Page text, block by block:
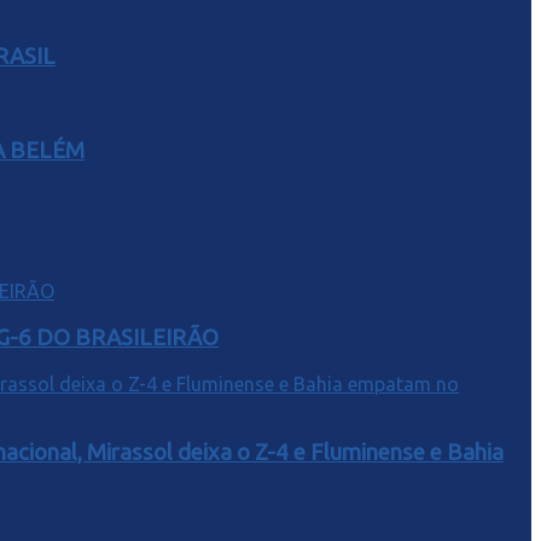
BELÉM
6 DO BRASILEIRÃO
Mirassol deixa o Z-4 e Fluminense e Bahia